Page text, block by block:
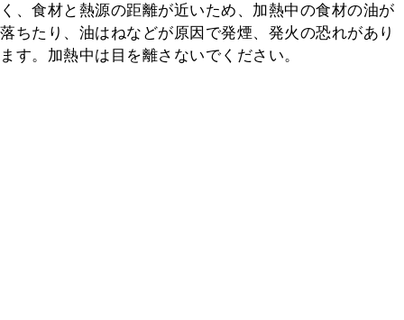
く、食材と熱源の距離が近いため、加熱中の食材の油が
落ちたり、油はねなどが原因で発煙、発火の恐れがあり
ます。加熱中は目を離さないでください。